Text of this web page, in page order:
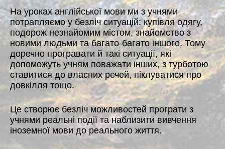
На уроках англійської мови ми з учнями
потрапляємо у безліч ситуацій: купівля одягу,
подорож незнайомим містом, знайомство з
новими людьми та багато-багато іншого. Тому
доречно програвати й такі ситуації, які
допоможуть учням поважати інших, з турботою
ставитися до власних речей, піклуватися про
довкілля тощо.
Це створює безліч можливостей програти з
учнями реальні події та наблизити вивчення
іноземної мови до реального життя.